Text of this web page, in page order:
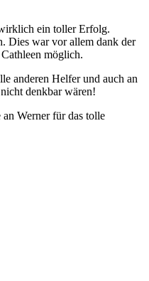
ein toller Erfolg.
Dies war vor allem dank der
möglich.
anderen Helfer und auch an
denkbar wären!
Werner für das tolle